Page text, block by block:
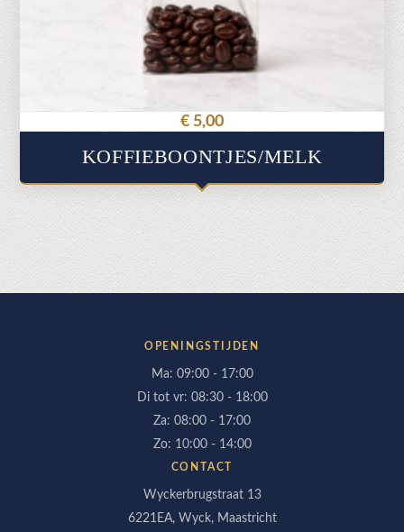
€ 5,00
KOFFIEBOONTJES/MELK
OPENINGSTIJDEN
Ma: 09:00 - 17:00
Di tot vr: 08:30 - 18:00
Za: 08:00 - 17:00
Zo: 10:00 - 14:00
CONTACT
Wyckerbrugstraat 13
6221EA, Wyck, Maastricht